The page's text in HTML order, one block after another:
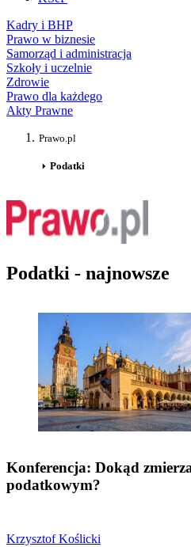
Kadry i BHP
Prawo w biznesie
Samorząd i administracja
Szkoły i uczelnie
Zdrowie
Prawo dla każdego
Akty Prawne
Prawo.pl
Podatki
Podatki - najnowsze
Konferencja: Dokąd
podatkowym?
Krzysztof Koślicki